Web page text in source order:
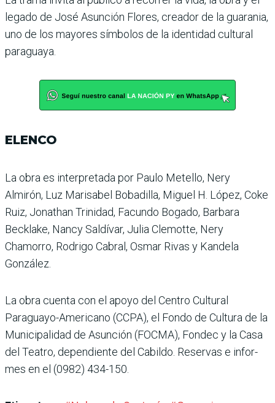
legado de José Asunción Flores, creador de la guarania,
uno de los mayo­res símbolos de la identidad cultural
paraguaya.
ELENCO
La obra es interpretada por Paulo Metello, Nery
Almirón, Luz Marisabel Bobadilla, Miguel H. López, Coke
Ruiz, Jonathan Trinidad, Facundo Bogado, Barbara
Becklake, Nancy Saldívar, Julia Clemo­tte, Nery
Chamorro, Rodrigo Cabral, Osmar Rivas y Kan­dela
González.
La obra cuenta con el apoyo del Centro Cul­tural
Paraguayo-Americano (CCPA), el Fondo de Cultura de la
Municipalidad de Asun­ción (FOCMA), Fondec y la Casa
del Teatro, dependiente del Cabildo. Reservas e infor­
mes en el (0982) 434-150.